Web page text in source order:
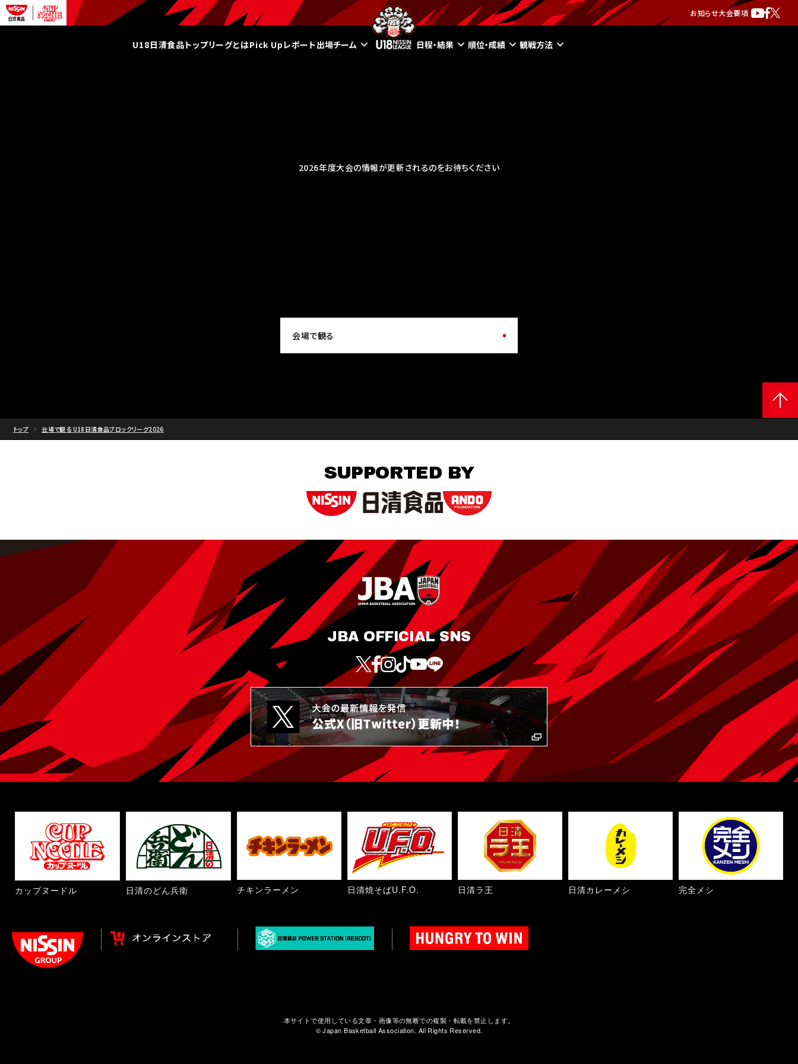
お知らせ大会要項
U18日清食品トップリーグとはPick Upレポート出場チーム 日程・結果 順位・成績 観戦方法
2026年度大会の情報が更新されるのをお待ちください
会場で観る
トップ 会場で観る U18日清食品ブロックリーグ2026
SUPPORTED BY
JBA OFFICIAL SNS
カップヌードル 日清のどん兵衛 チキンラーメン 日清焼そばU.F.O. 日清ラ王 日清カレーメシ 完全メシ
本サイトで使用している文章・画像等の無断での複製・転載を禁止します。
© Japan Basketball Association. All Rights Reserved.